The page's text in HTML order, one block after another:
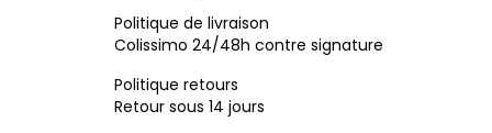
Politique de livraison
Colissimo 24/48h contre signature
Politique retours
Retour sous 14 jours